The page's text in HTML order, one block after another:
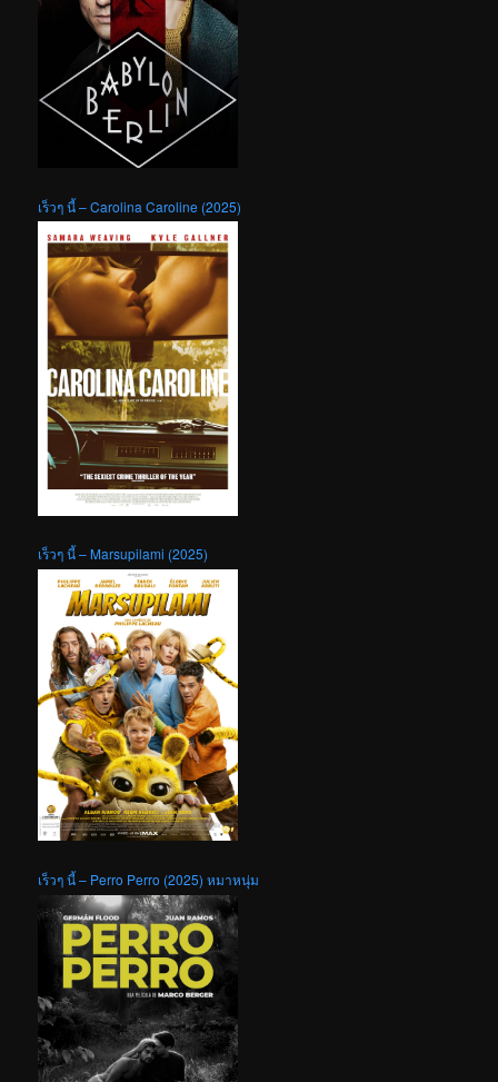
เร็วๆ นี้ – Carolina Caroline (2025)
เร็วๆ นี้ – Marsupilami (2025)
เร็วๆ นี้ – Perro Perro (2025) หมาหนุ่ม